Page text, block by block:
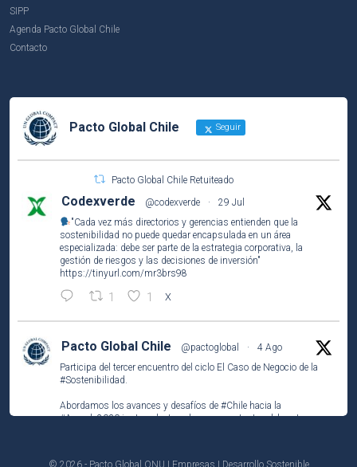
SIPP
Agenda Pacto Global Chile
Contacto
Pacto Global Chile Seguir
Pacto Global Chile Retuiteado
Codexverde @codexverde ·
29 Jul
"Cada vez más directorios y gerencias entienden que la
sostenibilidad no puede quedar encapsulada en un área
especializada: debe ser parte de la estrategia corporativa, la
gestión de riesgos y las decisiones de inversión"
https://tinyurl.com/mr3brs98
1 1 X
Pacto Global Chile @pactoglobal ·
4 Ago
Participa del tercer encuentro del ciclo El Caso de Negocio de la
#Sostenibilidad.
Abordamos los avances y desafíos de #Chile hacia la
#Agenda2030junto a destacados representantes del sector